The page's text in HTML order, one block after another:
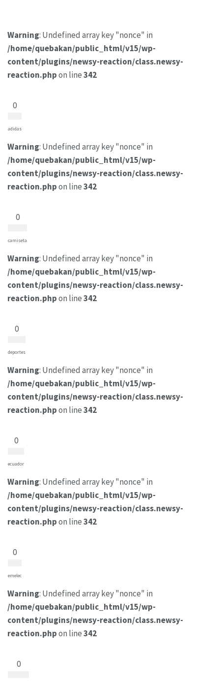
Warning: Undefined array key "nonce" in
/home/quebakan/public_html/v15/wp-
content/plugins/newsy-reaction/class.newsy-
reaction.phpon line342
0
adidas
Warning: Undefined array key "nonce" in
/home/quebakan/public_html/v15/wp-
content/plugins/newsy-reaction/class.newsy-
reaction.phpon line342
0
camiseta
Warning: Undefined array key "nonce" in
/home/quebakan/public_html/v15/wp-
content/plugins/newsy-reaction/class.newsy-
reaction.phpon line342
0
deportes
Warning: Undefined array key "nonce" in
/home/quebakan/public_html/v15/wp-
content/plugins/newsy-reaction/class.newsy-
reaction.phpon line342
0
ecuador
Warning: Undefined array key "nonce" in
/home/quebakan/public_html/v15/wp-
content/plugins/newsy-reaction/class.newsy-
reaction.phpon line342
0
emelec
Warning: Undefined array key "nonce" in
/home/quebakan/public_html/v15/wp-
content/plugins/newsy-reaction/class.newsy-
reaction.phpon line342
0